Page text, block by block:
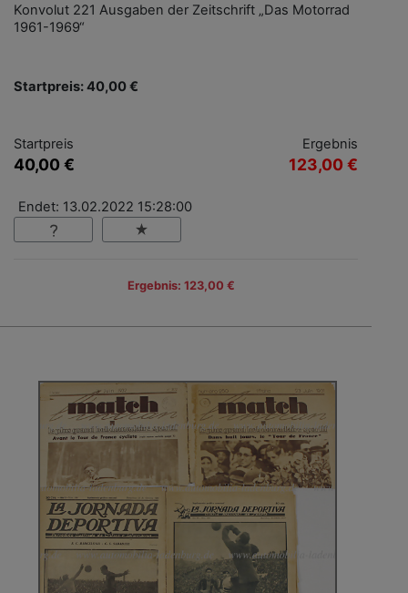
Konvolut 221 Ausgaben der Zeitschrift „Das Motorrad
1961-1969“
Startpreis: 40,00 €
Startpreis
40,00 €
Ergebnis
123,00 €
Endet: 13.02.2022 15:28:00
Ergebnis: 123,00 €